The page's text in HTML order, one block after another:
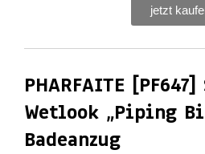
jetzt
PHARFAITE
Wetlook „Piping
Badeanzug